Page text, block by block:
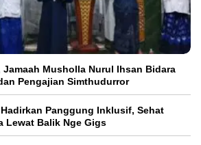
Jamaah Musholla Nurul Ihsan Bidara
Pengajian Simthudurror
Panggung Inklusif, Sehat
Lewat Balik Nge Gigs